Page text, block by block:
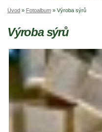
Úvod » Fotoalbum » Výroba sýrů
Výroba sýrů